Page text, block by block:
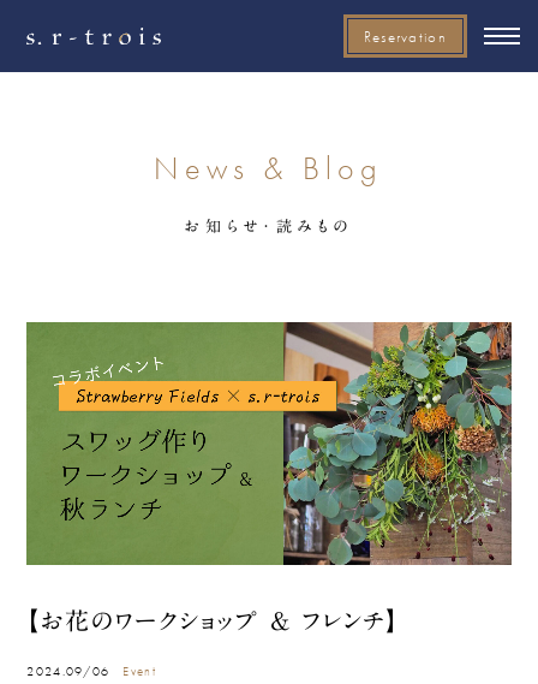
Reservation
News & Blog
お知らせ・読みもの
【お花のワークショップ & フレンチ】
2024.09/06 Event